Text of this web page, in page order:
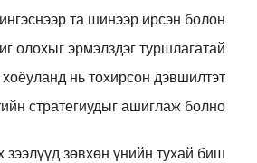
та шинээр ирсэн болон
олохыг эрмэлздэг туршлагатай
хоёуланд нь тохирсон дэвшилтэт
стратегиудыг ашиглаж болно.
зээлүүд зөвхөн үнийн тухай биш